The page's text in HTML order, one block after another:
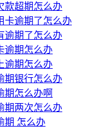
款超期怎么办
卡逾期了怎么办
逾期了怎么办
逾期怎么办
逾期怎么办
期银行怎么办
期怎么办啊
期两次怎么办
期 怎么办